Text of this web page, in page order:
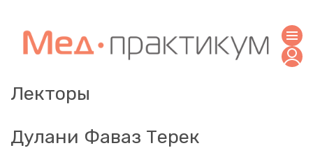
Лекторы
Дулани Фаваз Терек